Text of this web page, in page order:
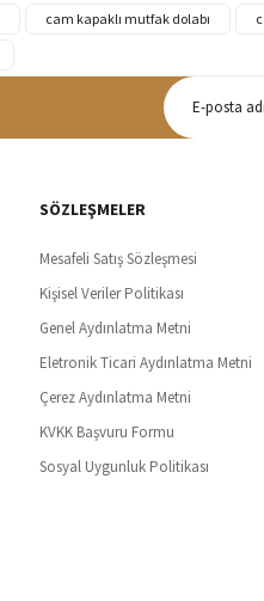
cam kapaklı mutfak dolabı
Tüm ürünlerde ücretsiz teslimat
SÖZLEŞMELER
Mesafeli Satış Sözleşmesi
Kişisel Veriler Politikası
Genel Aydınlatma Metni
Eletronik Ticari Aydınlatma Metni
Çerez Aydınlatma Metni
KVKK Başvuru Formu
Sosyal Uygunluk Politikası